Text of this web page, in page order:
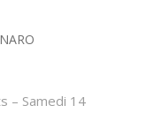
– Samedi 14